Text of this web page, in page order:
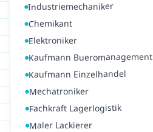
Industriemechaniker
Chemikant
Elektroniker
Kaufmann Bueromanagement
Kaufmann Einzelhandel
Mechatroniker
Fachkraft Lagerlogistik
Maler Lackierer